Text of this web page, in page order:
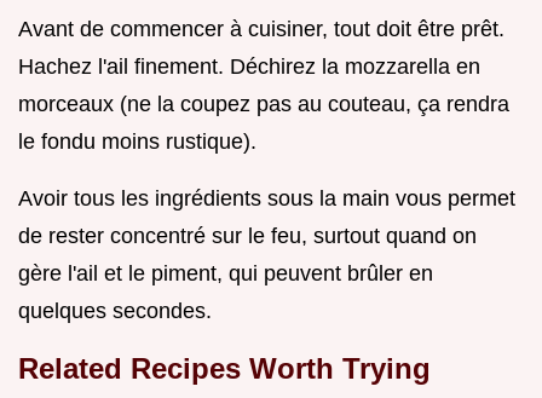
Avant de commencer à cuisiner, tout doit être prêt.
Hachez l'ail finement. Déchirez la mozzarella en
morceaux (ne la coupez pas au couteau, ça rendra
le fondu moins rustique).
Avoir tous les ingrédients sous la main vous permet
de rester concentré sur le feu, surtout quand on
gère l'ail et le piment, qui peuvent brûler en
quelques secondes.
Related Recipes Worth Trying